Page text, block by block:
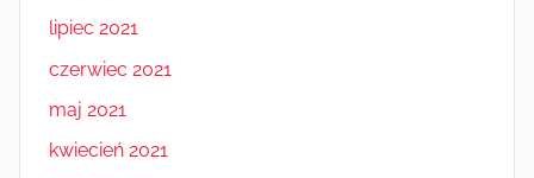
lipiec 2021
czerwiec 2021
maj 2021
kwiecień 2021